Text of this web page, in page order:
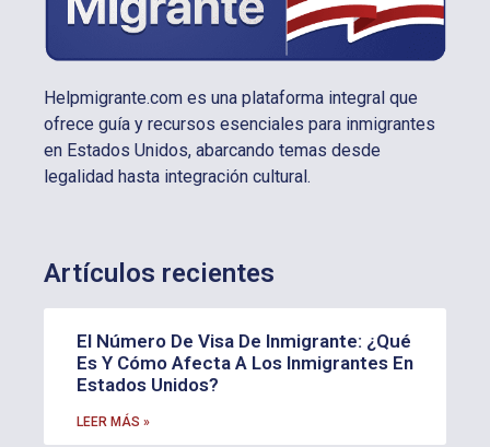
Helpmigrante.com es una plataforma integral que
ofrece guía y recursos esenciales para inmigrantes
en Estados Unidos, abarcando temas desde
legalidad hasta integración cultural.
Artículos recientes
El Número De Visa De Inmigrante: ¿Qué
Es Y Cómo Afecta A Los Inmigrantes En
Estados Unidos?
LEER MÁS »